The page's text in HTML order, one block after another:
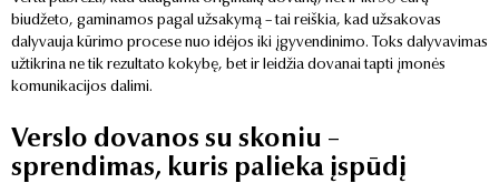
biudžeto, gaminamos pagal užsakymą – tai reiškia, kad užsakovas
dalyvauja kūrimo procese nuo idėjos iki įgyvendinimo. Toks dalyvavimas
užtikrina ne tik rezultato kokybę, bet ir leidžia dovanai tapti įmonės
komunikacijos dalimi.
Verslo dovanos su skoniu –
sprendimas, kuris palieka įspūdį